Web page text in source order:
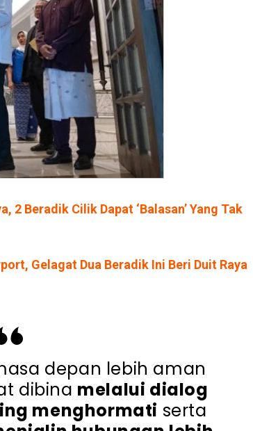
2 Beradik Cilik Dapat ‘Balasan’ Yang Tak
Gelagat Dua Beradik Ini Beri Duit Raya
depan lebih aman
dibina melalui dialog
menghormati serta